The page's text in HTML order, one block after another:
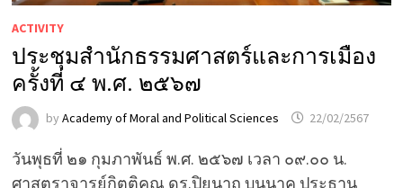
ACTIVITY
ประชุมสำนักธรรมศาสตร์และการเมือง
ครั้งที่ ๔ พ.ศ. ๒๕๖๗
by Academy of Moral and Political Sciences 22/02/2567
วันพุธที่ ๒๑ กุมภาพันธ์ พ.ศ. ๒๕๖๗ เวลา ๐๙.๐๐ น.
ศาสตราจารย์กิตติคุณ ดร.ปิยนาถ บุนนาค ประธาน